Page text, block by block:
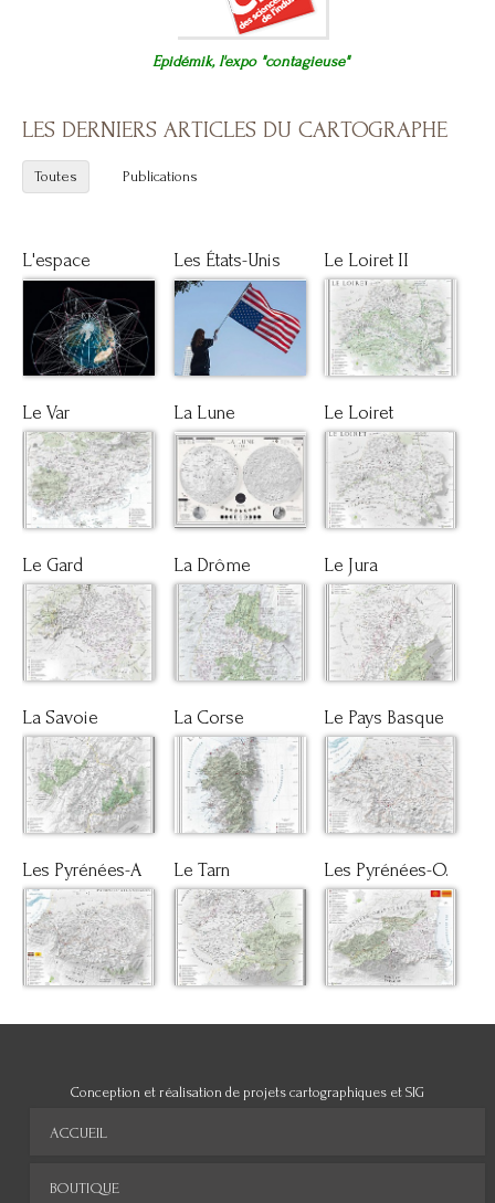
Epidémik, l'expo "contagieuse"
LES DERNIERS ARTICLES DU CARTOGRAPHE
Toutes Publications
L'espace Les États-Unis Le Loiret II
Le Var La Lune Le Loiret
Le Gard La Drôme Le Jura
La Savoie La Corse Le Pays Basque
Les Pyrénées-A Le Tarn Les Pyrénées-O.
Conception et réalisation de projets cartographiques et SIG
ACCUEIL
BOUTIQUE